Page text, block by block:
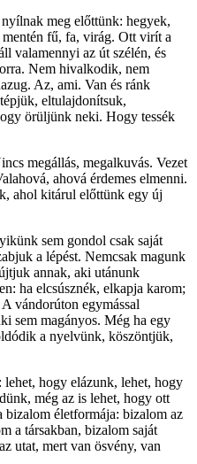
meg előttünk: hegyek,
fű, fa, virág. Ott virít a
valamennyi az út szélén, és
Nem hivalkodik, nem
Az, ami. Van és ránk
eltulajdonítsuk,
örüljünk neki. Hogy tessék
megállás, megalkuvás. Vezet
ahová érdemes elmenni.
ahol kitárul előttünk egy új
sem gondol csak saját
a lépést. Nemcsak magunk
annak, aki utánunk
ha elcsúsznék, elkapja karom;
vándorúton egymással
sem magányos. Még ha egy
a nyelvünk, köszöntjük,
hogy elázunk, lehet, hogy
még az is lehet, hogy ott
bizalom életformája: bizalom az
a társakban, bizalom saját
utat, mert van ösvény, van